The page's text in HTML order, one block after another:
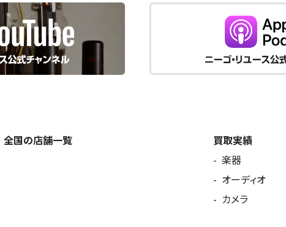
全国の店舗一覧
買取実績
楽器
オーディオ
カメラ